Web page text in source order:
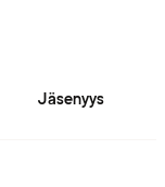
Jäsenyys